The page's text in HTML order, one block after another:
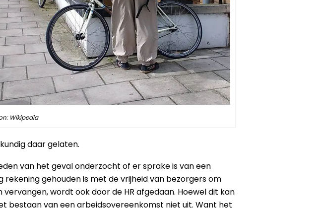
Wikipedia
daar gelaten.
van het geval onderzocht of er sprake is van een
gehouden is met de vrijheid van bezorgers om
wordt ook door de HR afgedaan. Hoewel dit kan
bestaan van een arbeidsovereenkomst niet uit. Want het